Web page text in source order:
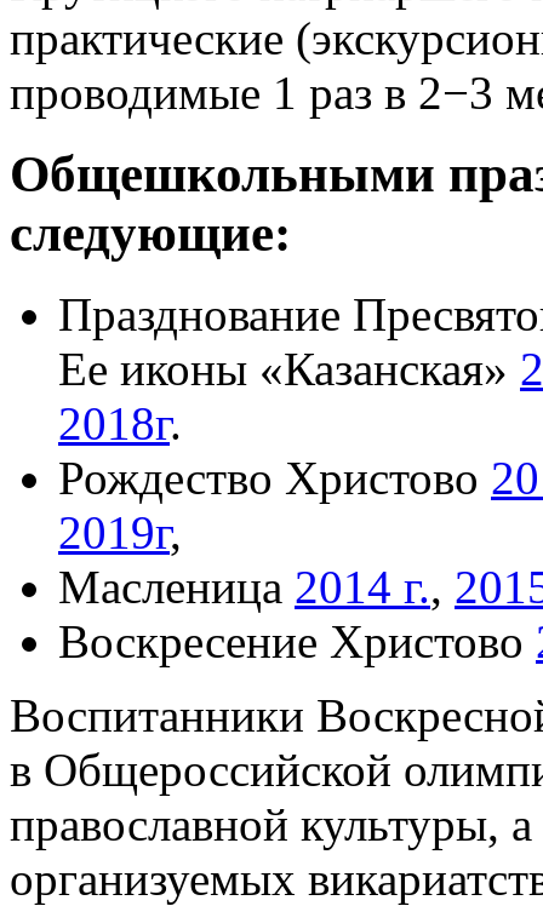
практические
проводимые 1 раз в 2−3
Общешкольными
следующие:
Празднование
Ее иконы «Казанская»
2018г.
Рождество Христово
2019г,
Масленица 2014 г.,
Воскресение Христово
Воспитанники
в Общероссийской
православной культуры,
организуемых